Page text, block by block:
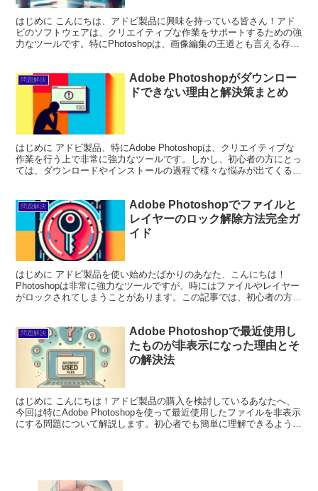
はじめに こんにちは、アドビ製品に興味を持っている皆さん！アド
ビのソフトウェアは、クリエイティブな作業をサポートするための強
力なツールです。特にPhotoshopは、画像編集の王道とも言える存
問題解決
Adobe Photoshopがダウンロー
ドできない理由と解決策まとめ
はじめに アドビ製品、特にAdobe Photoshopは、クリエイティブな
作業を行う上で非常に強力なツールです。しかし、初心者の方にとっ
ては、ダウンロードやインストールの過程で様々な悩みが出てくるこ
問題解決
Adobe Photoshopでファイルと
レイヤーのロック解除方法完全ガ
イド
はじめに アドビ製品を使い始めたばかりのあなた、こんにちは！
Photoshopは非常に強力なツールですが、時にはファイルやレイヤー
がロックされてしまうことがあります。この記事では、初心者の方で
問題解決
Adobe Photoshopで最近使用し
たものが非表示になった理由とそ
の解決法
はじめに こんにちは！アドビ製品の購入を検討しているあなたへ、
今回は特にAdobe Photoshopを使って最近使用したファイルを非表示
にする問題について解説します。初心者でも簡単に理解できるよう